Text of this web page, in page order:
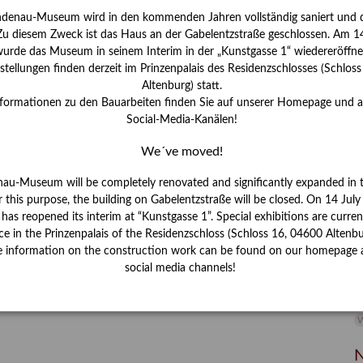
Museum wird in den kommenden Jahren vollständig saniert und
diesem Zweck ist das Haus an der Gabelentzstraße geschlossen. Am
das Museum in seinem Interim in der „Kunstgasse 1“
finden derzeit im Prinzenpalais des Residenzschlosses
Altenburg) statt.
zu den Bauarbeiten finden Sie auf unserer Homepage und
Social-Media-Kanälen!
We´ve moved!
Museum will be completely renovated and significantly expanded in
this purpose, the building on Gabelentzstraße will be closed. On 14
reopened its interim at “Kunstgasse 1”. Special exhibitions are
in the Prinzenpalais of the Residenzschloss (Schloss 16, 04600
information on the construction work can be found on our homepage
social media channels!